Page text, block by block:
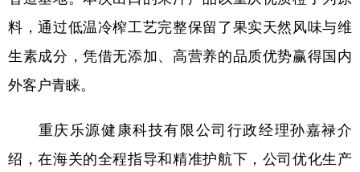
料，通过低温冷榨工艺完整保留了果实天然风味与维
生素成分，凭借无添加、高营养的品质优势赢得国内
外客户青睐。
重庆乐源健康科技有限公司行政经理孙嘉禄介
绍，在海关的全程指导和精准护航下，公司优化生产